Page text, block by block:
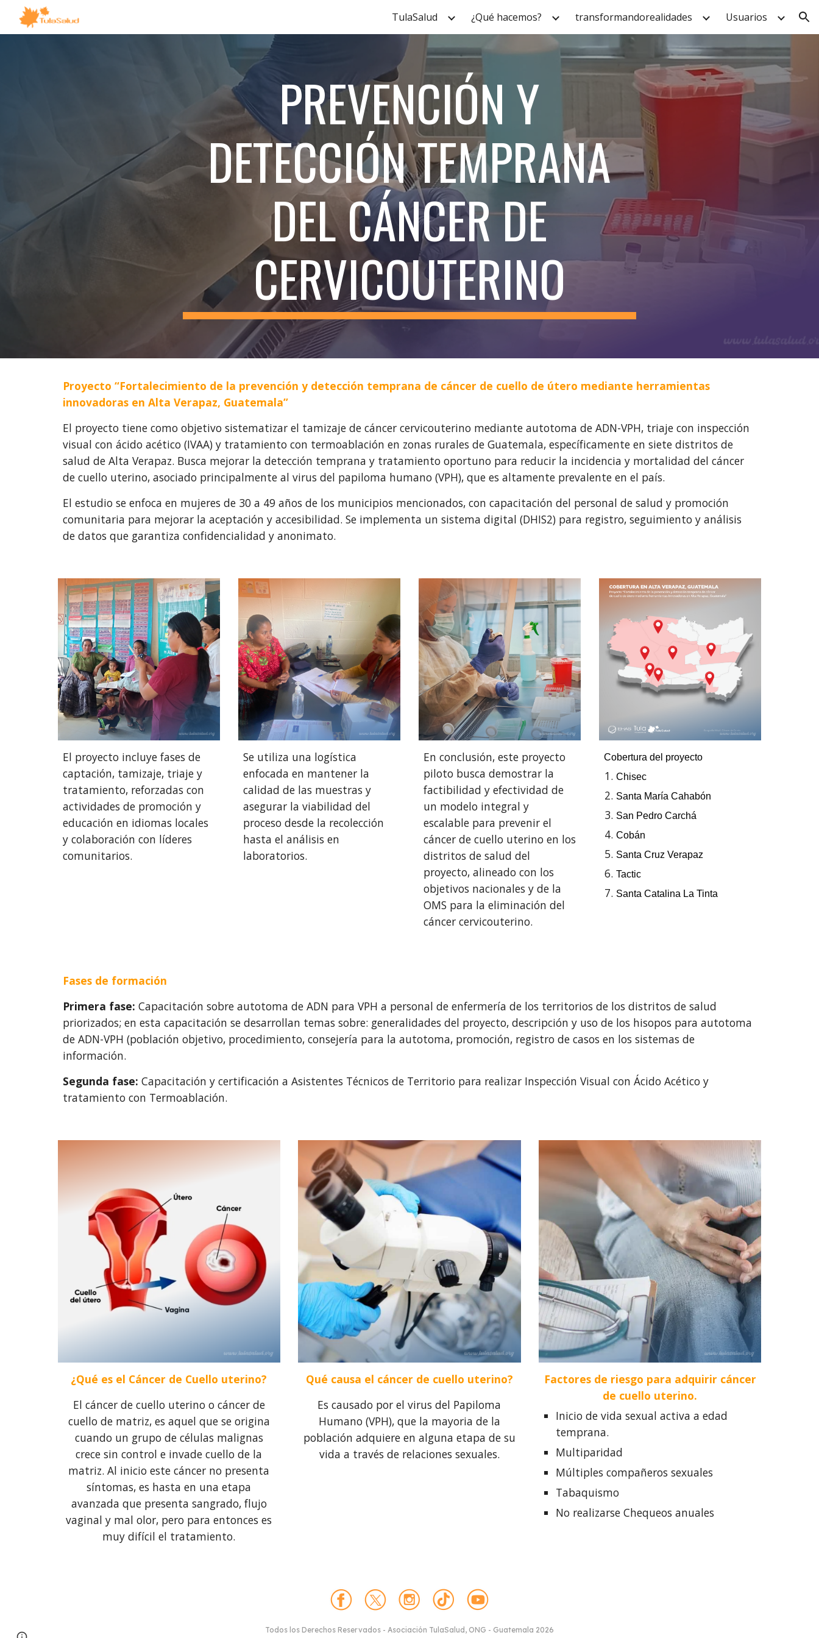
Skip to navigation
TulaSalud ¿Qué hacemos? transformandorealidades Usuarios
PREVENCIÓN Y
DETECCIÓN TEMPRANA
DEL CÁNCER DE
CERVICOUTERINO
Proyecto “Fortalecimiento de la prevención y detección temprana de cáncer de cuello de útero mediante herramientas
innovadoras en Alta Verapaz, Guatemala”
El proyecto tiene como objetivo sistematizar el tamizaje de cáncer cervicouterino mediante autotoma de ADN-VPH, triaje con inspección
visual con ácido acético (IVAA) y tratamiento con termoablación en zonas rurales de Guatemala, específicamente en siete distritos de
salud de Alta Verapaz. Busca mejorar la detección temprana y tratamiento oportuno para reducir la incidencia y mortalidad del cáncer
de cuello uterino, asociado principalmente al virus del papiloma humano (VPH), que es altamente prevalente en el país.
El estudio se enfoca en mujeres de 30 a 49 años de los municipios mencionados, con capacitación del personal de salud y promoción
comunitaria para mejorar la aceptación y accesibilidad. Se implementa un sistema digital (DHIS2) para registro, seguimiento y análisis
de datos que garantiza confidencialidad y anonimato.
El proyecto incluye fases de
captación, tamizaje, triaje y
tratamiento, reforzadas con
actividades de promoción y
educación en idiomas locales
y colaboración con líderes
comunitarios.
Se utiliza una logística
enfocada en mantener la
calidad de las muestras y
asegurar la viabilidad del
proceso desde la recolección
hasta el análisis en
laboratorios.
En conclusión, este proyecto
piloto busca demostrar la
factibilidad y efectividad de
un modelo integral y
escalable para prevenir el
cáncer de cuello uterino en los
distritos de salud del
proyecto, alineado con los
objetivos nacionales y de la
OMS para la eliminación del
cáncer cervicouterino.
Cobertura del proyecto
Chisec
Santa María Cahabón
San Pedro Carchá
Cobán
Santa Cruz Verapaz
Tactic
Santa Catalina La Tinta
Fases de formación
Primera fase: Capacitación sobre autotoma de ADN para VPH a personal de enfermería de los territorios de los distritos de salud
priorizados; en esta capacitación se desarrollan temas sobre: generalidades del proyecto, descripción y uso de los hisopos para autotoma
de ADN-VPH (población objetivo, procedimiento, consejería para la autotoma, promoción, registro de casos en los sistemas de
información.
Segunda fase: Capacitación y certificación a Asistentes Técnicos de Territorio para realizar Inspección Visual con Ácido Acético y
tratamiento con Termoablación.
¿Qué es el Cáncer de Cuello uterino?
El cáncer de cuello uterino o cáncer de
cuello de matriz, es aquel que se origina
cuando un grupo de células malignas
crece sin control e invade cuello de la
matriz. Al inicio este cáncer no presenta
síntomas, es hasta en una etapa
avanzada que presenta sangrado, flujo
vaginal y mal olor, pero para entonces es
muy difícil el tratamiento.
Qué causa el cáncer de cuello uterino?
Es causado por el virus del Papiloma
Humano (VPH), que la mayoria de la
población adquiere en alguna etapa de su
vida a través de relaciones sexuales.
Factores de riesgo para adquirir cáncer
de cuello uterino.
Inicio de vida sexual activa a edad
temprana.
Multiparidad
Múltiples compañeros sexuales
Tabaquismo
No realizarse Chequeos anuales
Todos los Derechos Reservados - Asociación TulaSalud, ONG - Guatemala 2026